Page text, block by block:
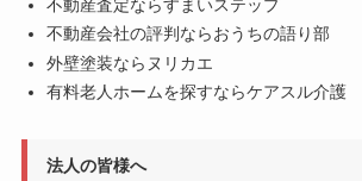
不動産査定ならすまいステップ
不動産会社の評判ならおうちの語り部
外壁塗装ならヌリカエ
有料老人ホームを探すならケアスル介護
法人の皆様へ